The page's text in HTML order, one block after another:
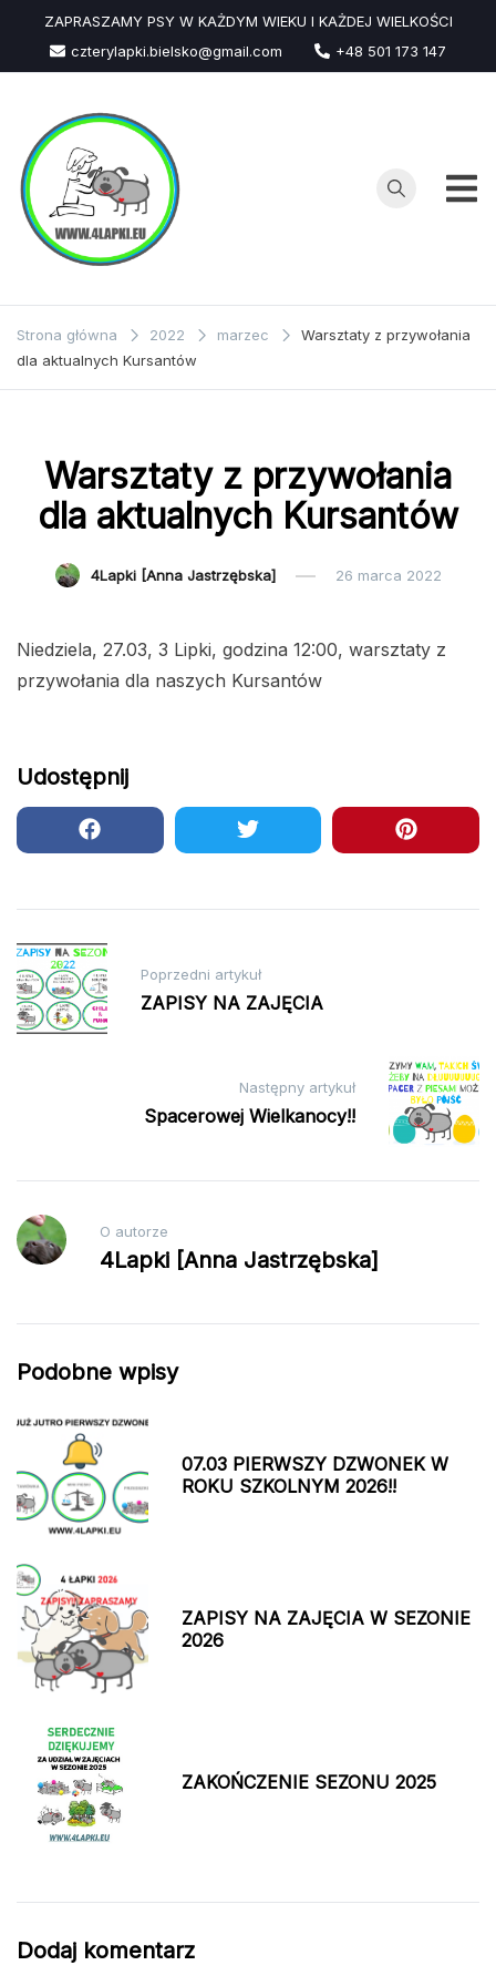
Przejdź
treści
ZAPRASZAMY PSY W KAŻDYM WIEKU I KAŻDEJ WIELKOŚCI
czterylapki.bielsko@gmail.com
+48 501 173 147
Strona główna 2022 marzec
Warsztaty z przywołania
dla aktualnych Kursantów
Warsztaty z przywołania
dla aktualnych Kursantów
4Lapki [Anna Jastrzębska] 26 marca 2022
Niedziela, 27.03, 3 Lipki, godzina 12:00, warsztaty z
przywołania dla naszych Kursantów
Udostępnij
Nawigacja
wpisu
Poprzedni artykuł
ZAPISY NA ZAJĘCIA
Następny artykuł
Spacerowej Wielkanocy!!
O autorze
4Lapki [Anna Jastrzębska]
Podobne wpisy
07.03 PIERWSZY DZWONEK W
ROKU SZKOLNYM 2026!!
ZAPISY NA ZAJĘCIA W SEZONIE
2026
ZAKOŃCZENIE SEZONU 2025
Dodaj komentarz